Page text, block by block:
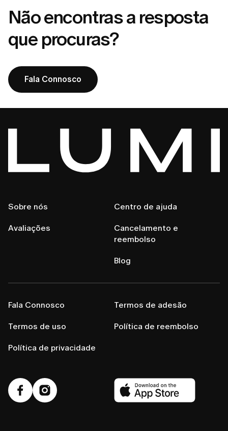
Não encontras a resposta
que procuras?
Fala Connosco
Sobre nós
Avaliações
Centro de ajuda
Cancelamento e
reembolso
Blog
Fala Connosco
Termos de uso
Política de privacidade
Termos de adesão
Política de reembolso